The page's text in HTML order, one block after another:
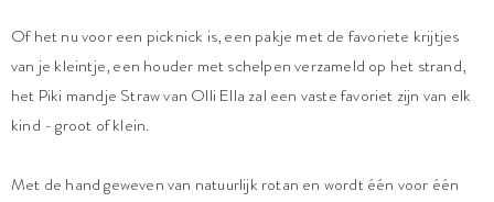
Of het nu voor een picknick is, een pakje met de favoriete krijtjes
van je kleintje, een houder met schelpen verzameld op het strand,
het Piki mandje Straw van Olli Ella zal een vaste favoriet zijn van elk
kind - groot of klein.
Met de hand geweven van natuurlijk rotan en wordt één voor één